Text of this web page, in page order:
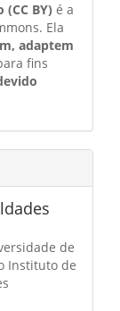
BY) é a
Ela
adaptem
fins
de
Instituto de